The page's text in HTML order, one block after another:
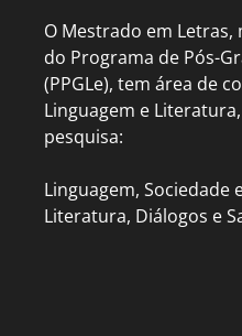
O Mestrado em
do Programa de Pós-
(PPGLe), tem área de
Linguagem e
pesquisa:
Linguagem, Sociedade
Literatura, Diálogos e